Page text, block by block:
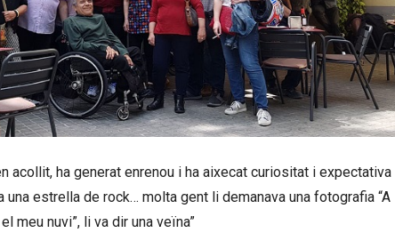
acollit, ha generat enrenou i ha aixecat curiositat i expectativa
estrella de rock… molta gent li demanava una fotografia “A
meu nuvi”, li va dir una veïna”